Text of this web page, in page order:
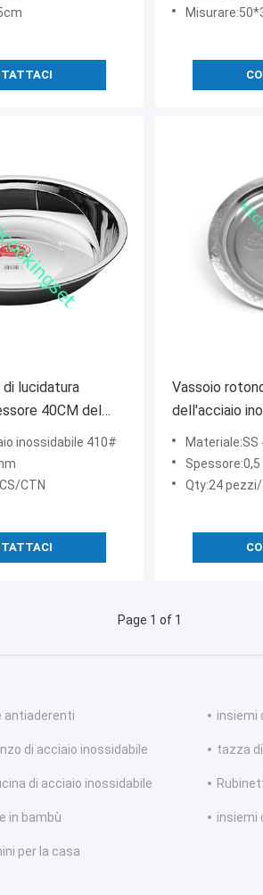
lucidatura
40CM del
inossidabile 410#
CTN
Vassoio
dell'acciaio
d'argento,
dell'acciaio
Materiale:SS
Qty:24
Page 1 of 1
antiaderenti insiemi
di acciaio inossidabile tazza
di acciaio inossidabile
in bambù insiemi
per la casa